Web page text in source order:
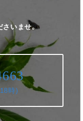
さいませ。
時)